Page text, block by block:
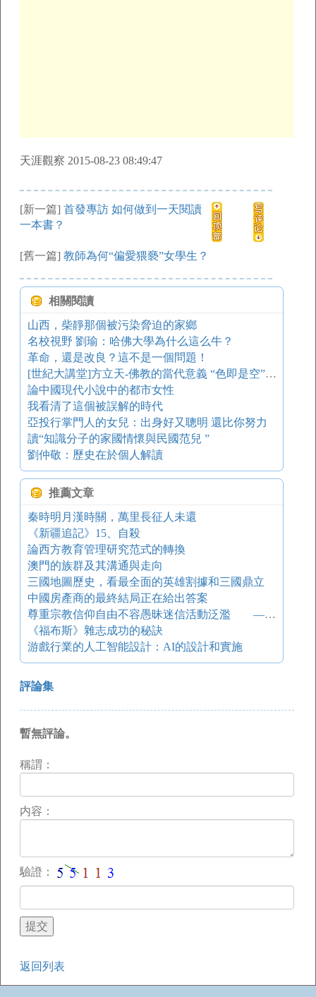
天涯觀察 2015-08-23 08:49:47
[新一篇] 首發專訪 如何做到一天閱讀
一本書？
[舊一篇] 教師為何“偏愛猥褻”女學生？
相關閱讀
山西，柴靜那個被污染脅迫的家鄉
名校視野 劉瑜：哈佛大學為什么這么牛？
革命，還是改良？這不是一個問題！
[世紀大講堂]方立天-佛教的當代意義 “色即是空”的內涵
論中國現代小說中的都市女性
我看清了這個被誤解的時代
亞投行掌門人的女兒：出身好又聰明 還比你努力
讀“知識分子的家國情懷與民國范兒 ”
劉仲敬：歷史在於個人解讀
推薦文章
秦時明月漢時關，萬里長征人未還
《新疆追記》15、自殺
論西方教育管理研究范式的轉換
澳門的族群及其溝通與走向
三國地圖歷史，看最全面的英雄割據和三國鼎立
中國房產商的最終結局正在給出答案
尊重宗教信仰自由不容愚昧迷信活動泛濫 ——四論崇尚科學破除迷信
《福布斯》雜志成功的秘訣
游戲行業的人工智能設計：AI的設計和實施
評論集
暫無評論。
稱謂：
内容：
驗證：
返回列表